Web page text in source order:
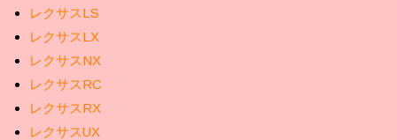
レクサスLS
レクサスLX
レクサスNX
レクサスRC
レクサスRX
レクサスUX